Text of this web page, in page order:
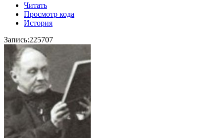
Читать
Просмотр кода
История
Запись:225707